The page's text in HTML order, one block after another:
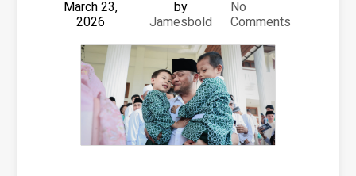
March 23,
2026
by
Jamesbold
No
Comments